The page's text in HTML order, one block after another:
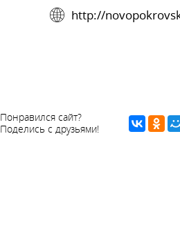
http://
Понравился сайт?
Поделись с друзьями!